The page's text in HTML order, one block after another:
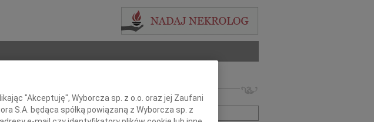
Imię i nazwisko lub numer ogłoszenia:
"Akceptuję", Wyborcza sp. z o.o. oraz jej Zaufani
S.A. będąca spółką powiązaną z Wyborcza sp. z